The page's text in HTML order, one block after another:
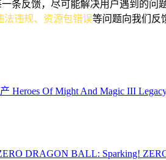
条反馈，尽可能解决用户遇到的问题
法违规、资源包错误等问题向我们反
Heroes Of Might And Magic III
DRAGON BALL: Sparking!